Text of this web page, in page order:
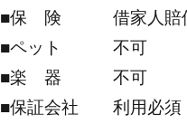
■保 険 借家人賠償
■ペット 不可
■楽 器 不可
■保証会社 利用必須